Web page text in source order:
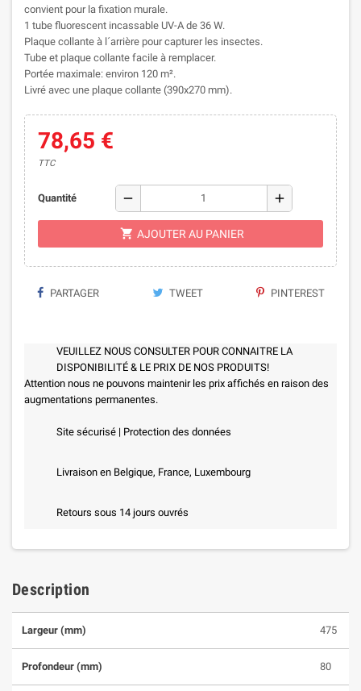
convient pour la fixation murale.
1 tube fluorescent incassable UV-A de 36 W.
Plaque collante à l´arrière pour capturer les insectes.
Tube et plaque collante facile à remplacer.
Portée maximale: environ 120 m².
Livré avec une plaque collante (390x270 mm).
78,65 €
TTC
Quantité remove add
shopping_cart AJOUTER AU PANIER
PARTAGER TWEET PINTEREST
VEUILLEZ NOUS CONSULTER POUR CONNAITRE LA
DISPONIBILITÉ & LE PRIX DE NOS PRODUITS!
Attention nous ne pouvons maintenir les prix affichés en raison des
augmentations permanentes.
Site sécurisé | Protection des données
Livraison en Belgique, France, Luxembourg
Retours sous 14 jours ouvrés
Description
Largeur (mm) 475
Profondeur (mm) 80